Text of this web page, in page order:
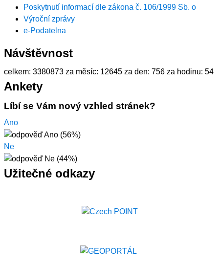
Poskytnutí informací dle zákona č. 106/1999 Sb. o
Výroční zprávy
e-Podatelna
Návštěvnost
celkem: 3380873 za měsíc: 12645 za den: 756 za hodinu: 54
Ankety
Líbí se Vám nový vzhled stránek?
Ano
Ne
Užitečné odkazy